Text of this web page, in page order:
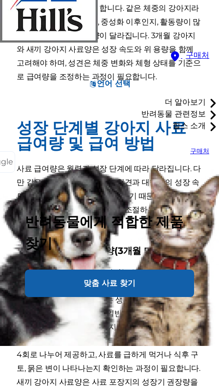
구매처
언어 선택
더 알아보기
반려동물 관련정보
힐스 소개
구매처
반려동물에게 적합한 제품
찾기
맞춤 사료 찾기
함께 고려해 조절되어야 합니다. 같은 체중의 강아지라
도 성장기인지 성견인지, 중성화 이후인지, 활동량이 많
은지에 따라 필요한 열량이 달라집니다. 3개월 강아지
와 새끼 강아지 사료양은 성장 속도와 위 용량을 함께
고려해야 하며, 성견은 체중 변화와 체형 상태를 기준으
로 급여량을 조정하는 과정이 필요합니다.
성장 단계별 강아지 사료
급여량 및 급여 방법
사료 급여량은 월령과 성장 단계에 따라 달라집니다. 다
만 같은 월령의 강아지라도 소형견과 대형견의 성장 속
도, 성견 예상 체중, 활동량이 다르기 때문에 사료 포장
지의 체중별 권장량을 기준으로 조절하는 것이 기본입
니다.
새끼 강아지 사료양(3개월 미만)
생후 3개월 미만의 새끼 강아지는 성장 속도가 빠르지
만 위 용량이 작아 한 번에 많은 양을 먹기 어렵습니다.
미국 컨넬 클럽(AKC)에서는 생후 6~12주 강아지에게
하루 4회 급식하는 방식이 일반적으로 적절하다고 안
내합니다. 따라서 새끼 강아지 사료양은 하루 총량을 한
번에 제공하기보다 3~4회, 특히 6~12주 시기에는 하루
4회로 나누어 제공하고, 사료를 급하게 먹거나 식후 구
토, 묽은 변이 나타나는지 확인하는 과정이 필요합니다.
새끼 강아지 사료양은 사료 포장지의 성장기 권장량을